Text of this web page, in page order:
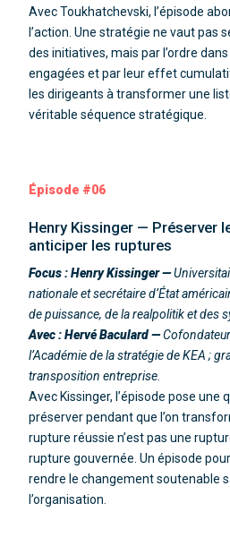
Avec Toukhatchevski, l’épisode
l’action. Une stratégie ne vaut pas
des initiatives, mais par l’ordre
engagées et par leur effet
les dirigeants à transformer une
véritable séquence stratégique.
Épisode #06
Henry Kissinger — Préserver
anticiper les ruptures
Focus : Henry Kissinger —
nationale et secrétaire d’État
de puissance, de la realpolitik et des
Avec : Hervé Baculard —
l’Académie de la stratégie de KEA ;
transposition entreprise.
Avec Kissinger, l’épisode pose une
préserver pendant que l’on
rupture réussie n’est pas une
rupture gouvernée. Un épisode
rendre le changement soutenable
l’organisation.